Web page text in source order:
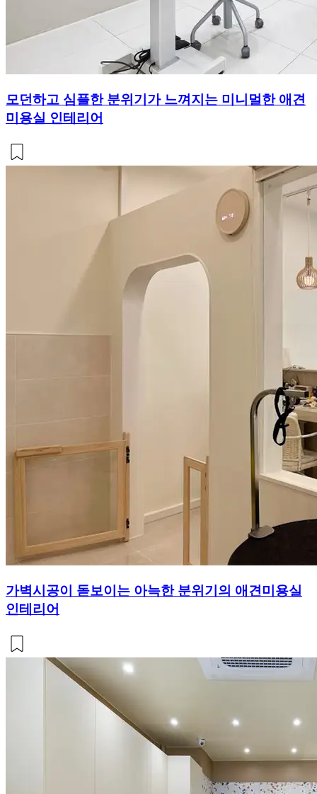
모던하고 심플한 분위기가 느껴지는 미니멀한 애견
미용실 인테리어
가벽시공이 돋보이는 아늑한 분위기의 애견미용실
인테리어